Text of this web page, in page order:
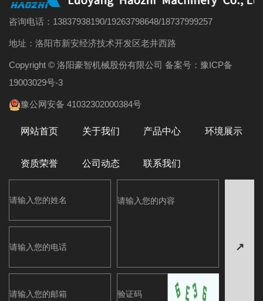
咨询电话：13837938190/19263798648/18737999257
地址：洛阳市新安经济技术开发区老井西路
Copyright © 洛阳豪智机械股份有限公司 备案号： 豫ICP备
19003029号-3
豫公网安备 41032302000384号
网站首页 关于我们 产品中心 环境展示
资质荣誉 公司动态 联系我们
↗